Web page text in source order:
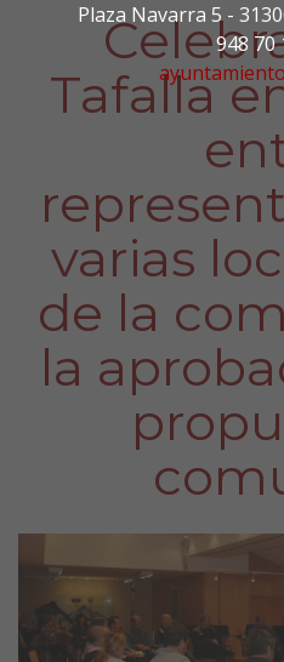
Plaza Navarra 5 -
948 70
Tafalla
varias
de la
la